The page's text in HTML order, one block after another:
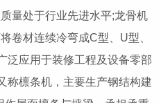
量处于行业先进水平;龙骨机
卷材连续冷弯成C型、U型、
泛应用于装修工程及设备零部
称檩条机，主要生产钢结构建